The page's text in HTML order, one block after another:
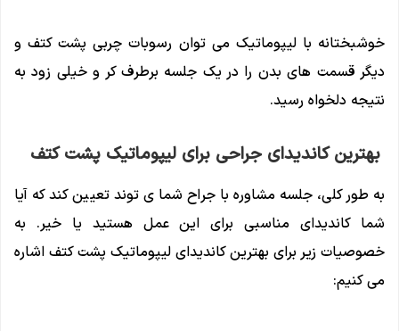
خوشبختانه با لیپوماتیک می ‌توان رسوبات چربی پشت کتف و
دیگر قسمت ‌های بدن را در یک جلسه برطرف کر و خیلی زود به
نتیجه دلخواه رسید.
بهترین کاندیدای جراحی برای لیپوماتیک پشت کتف
به طور کلی، جلسه مشاوره با جراح شما ی توند تعیین کند که آیا
شما کاندیدای مناسبی برای این عمل هستید یا خیر. به
خصوصیات زیر برای بهترین کاندیدای لیپوماتیک پشت کتف اشاره
می کنیم: